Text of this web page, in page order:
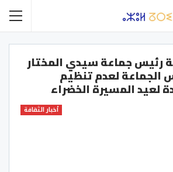
رئيس جماعة سيدي المختار
الجماعة لعدم تنظيم
لعيد المسيرة الخضراء
أخبار الثقافة